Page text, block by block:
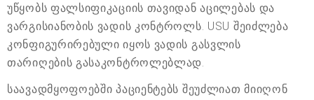
უწყობს ფალსიფიკაციის თავიდან აცილებას და
ვარგისიანობის ვადის კონტროლს. USU შეიძლება
კონფიგურირებული იყოს ვადის გასვლის
თარიღების გასაკონტროლებლად.
საავადმყოფოებში პაციენტებს შეუძლიათ მიიღონ